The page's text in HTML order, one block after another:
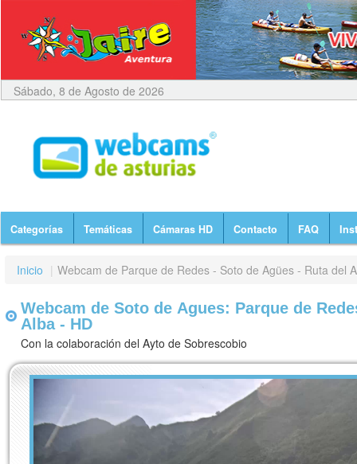
Sábado, 8 de Agosto de 2026
Categorías Temáticas Cámaras HD Contacto FAQ
Inicio | Webcam de Parque de Redes - Soto de Agües - Ruta del
Webcam de Soto de Agues: Parque de
Alba - HD
Con la colaboración del Ayto de Sobrescobio